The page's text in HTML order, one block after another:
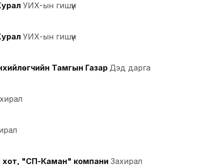
УИХ-ын гишүүн
УИХ-ын гишүүн
Тамгын Газар Дэд дарга
хот, "СП-Каман" компани Захирал